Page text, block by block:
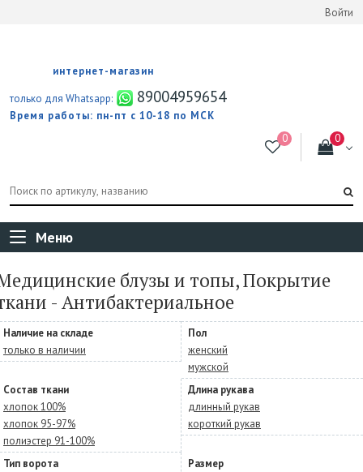
Войти
интернет-магазин
только для Whatsapp:
89004959654
Время работы: пн-пт с 10-18 по МСК
Меню
блузы и топы, Покрытие
- Антибактериальное
Наличие на складе
только в наличии
Пол
женский
мужской
Состав ткани
хлопок 100%
хлопок 95-97%
полиэстер 91-100%
Длина рукава
длинный рукав
короткий рукав
Тип ворота
Размер